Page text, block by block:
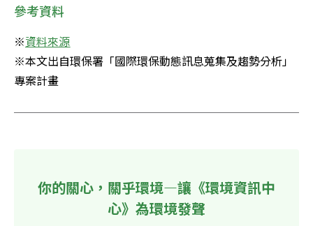
參考資料
※
※本文出自環保署「國際環保動態訊息蒐集及趨勢分析」
專案計畫
你的關心，關乎環境—讓《環境資訊中
心》為環境發聲